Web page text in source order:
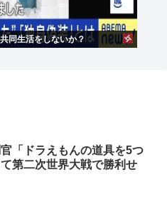
同生活をしないか？
「ドラえもんの道具を5つ
第二次世界大戦で勝利せ